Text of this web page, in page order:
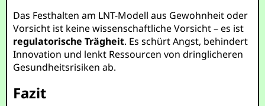
Das Festhalten am LNT-Modell aus Gewohnheit oder
Vorsicht ist keine wissenschaftliche Vorsicht – es ist
regulatorische Trägheit. Es schürt Angst, behindert
Innovation und lenkt Ressourcen von dringlicheren
Gesundheitsrisiken ab.
Fazit